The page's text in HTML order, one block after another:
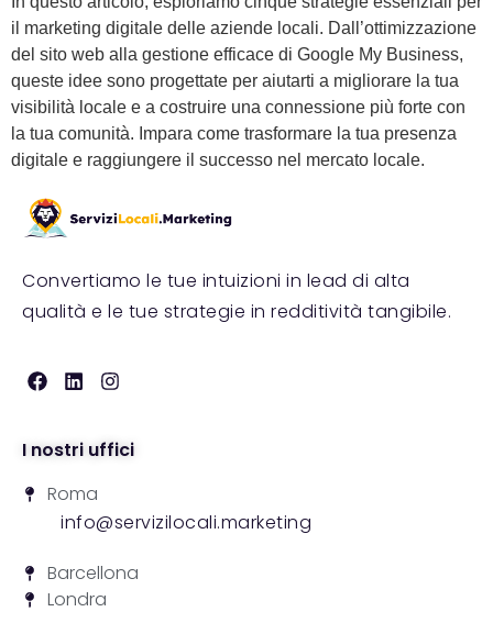
il marketing digitale delle aziende locali. Dall’ottimizzazione
del sito web alla gestione efficace di Google My Business,
queste idee sono progettate per aiutarti a migliorare la tua
visibilità locale e a costruire una connessione più forte con
la tua comunità. Impara come trasformare la tua presenza
digitale e raggiungere il successo nel mercato locale.
Convertiamo le tue intuizioni in lead di alta
qualità e le tue strategie in redditività tangibile.
I nostri uffici
Roma
info@servizilocali.marketing
Barcellona
Londra